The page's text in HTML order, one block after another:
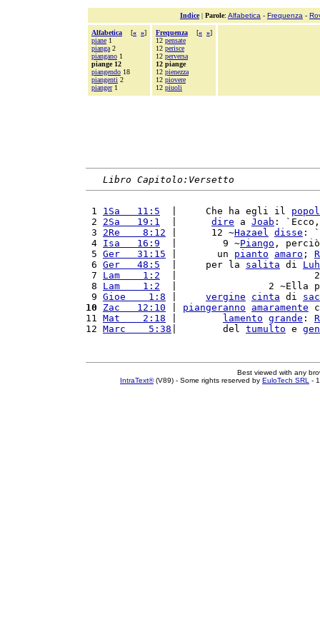
Indice| Parole: Alfabetica - Frequenza -
Alfabetica [« »]
piane 1
pianga 2
piangano 1
piange 12
piangendo 18
piangenti 2
pianger1
Frequenza [« »]
12 pensate
12 perisce
12 perversa
12 piange
12 pienezza
12 piovere
12 piuoli
Libro Capitolo:Versetto
1 1Sa   11:5
  |     Che ha egli il
2 2Sa   19:1 dire a Joab :
3 2Re    8:12 |      12 ~Hazael disse :
4 Isa   16:9
  |        9 ~
Piango ,
5 Ger   31:15 |       un pianto amaro ;
6 Ger   48:5
  |     per la
salita di
7 Lam    1:2
|
8 Lam    1:2
|                2 ~Ella
9 Gioe    1:8 vergine cinta di
10
Zac   12:10 piangeranno amaramente
11 Mat    2:18 lamento grande :
12 Marc    5:38 |        del tumulto e
Best viewed with any
IntraText®(V89) - Some rights reserved by EuloTech SRL -